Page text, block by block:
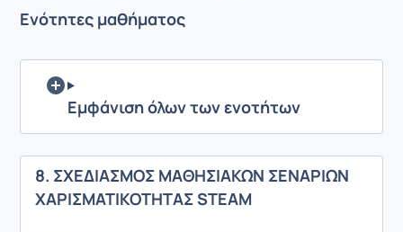
Ενότητες μαθήματος
Εμφάνιση όλων των ενοτήτων
8. ΣΧΕΔΙΑΣΜΟΣ ΜΑΘΗΣΙΑΚΩΝ ΣΕΝΑΡΙΩΝ
ΧΑΡΙΣΜΑΤΙΚΟΤΗΤΑΣ STEAM